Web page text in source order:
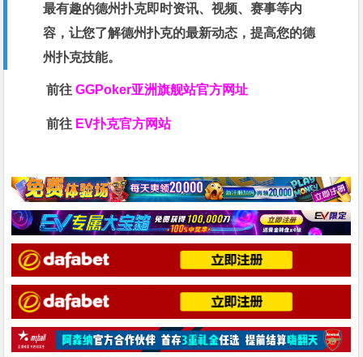
最有趣的德州扑克即时资讯、视频、赛事等内
容，让您了解德州扑克的最新动态，提高您的德
州扑克技能。
前往GGPoker亚洲旗舰站官方网址
前往 EV扑克官方网站